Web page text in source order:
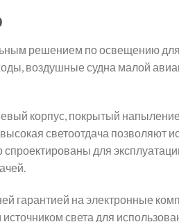
решением по освещению для
воздушные судна малой
корпус, покрытый
светоотдача позволяют
для
гарантией на электронные
света для